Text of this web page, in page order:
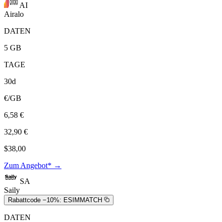
AI
Airalo
DATEN
5 GB
TAGE
30d
€/GB
6,58 €
32,90 €
$38,00
Zum Angebot* →
SA
Saily
Rabattcode −10%: ESIMMATCH
DATEN